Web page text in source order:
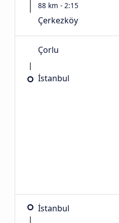
88 km - 2:15
Çerkezköy
Çorlu
İstanbul
İstanbul